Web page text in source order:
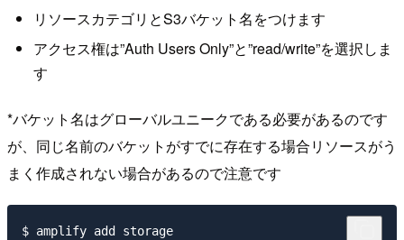
リソースカテゴリとS3バケット名をつけます
アクセス権は”Auth Users Only”と”read/write”を選択しま
す
*バケット名はグローバルユニークである必要があるのです
が、同じ名前のバケットがすでに存在する場合リソースがう
まく作成されない場合があるので注意です
$ amplify add storage